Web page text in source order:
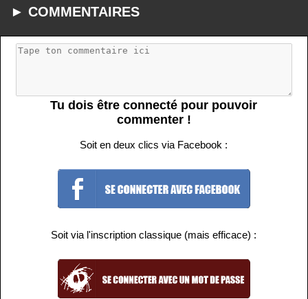
► COMMENTAIRES
Tu dois être connecté pour pouvoir
commenter !
Soit en deux clics via Facebook :
Soit via l'inscription classique (mais efficace) :